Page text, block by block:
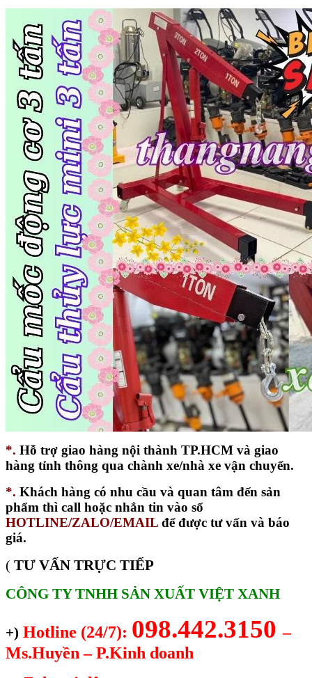
*. Hỗ trợ giao hàng nội thành TP.HCM và giao
hàng tỉnh thông qua chành xe/nhà xe vận chuyển.
*. Khách hàng có nhu cầu và quan tâm đến sản
phẩm thì call hoặc nhắn tin vào số
HOTLINE/ZALO/EMAIL để được tư vấn và báo
giá.
( TƯ VẤN TRỰC TIẾP
CÔNG TY TNHH SẢN XUẤT VIỆT XANH
+) Hotline (24/7): 098.442.3150–
Ms.Huyền – P.Kinh doanh